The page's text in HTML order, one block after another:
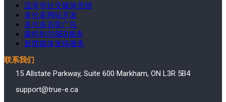
温哥华社交媒体营销
多伦多网站开发
多伦多谷歌广告
蒙特利尔SEO服务
新闻媒体发稿服务
联系我们
15 Allstate Parkway, Suite 600 Markham, ON L3R 5B4
support@true-e.ca